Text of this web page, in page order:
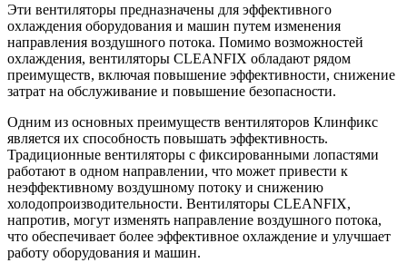
Эти вентиляторы предназначены для эффективного
охлаждения оборудования и машин путем изменения
направления воздушного потока. Помимо возможностей
охлаждения, вентиляторы CLEANFIX обладают рядом
преимуществ, включая повышение эффективности, снижение
затрат на обслуживание и повышение безопасности.
Одним из основных преимуществ вентиляторов Клинфикс
является их способность повышать эффективность.
Традиционные вентиляторы с фиксированными лопастями
работают в одном направлении, что может привести к
неэффективному воздушному потоку и снижению
холодопроизводительности. Вентиляторы CLEANFIX,
напротив, могут изменять направление воздушного потока,
что обеспечивает более эффективное охлаждение и улучшает
работу оборудования и машин.